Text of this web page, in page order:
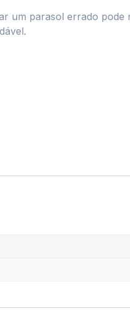
um parasol errado pode